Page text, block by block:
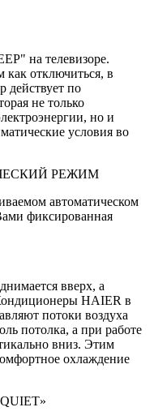
на телевизоре.
как отключиться, в
действует по
не только
но и
условия во
РЕЖИМ
автоматическом
фиксированная
вверх, а
HAIER в
потоки воздуха
потолка, а при работе
вниз. Этим
охлаждение